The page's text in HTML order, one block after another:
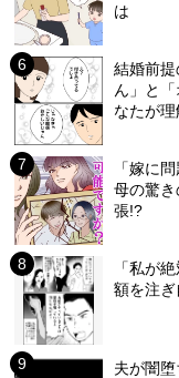
は
結婚前
ん」と
なたが理
「嫁に
母の驚
張!?
「私が
額を注
夫が闇